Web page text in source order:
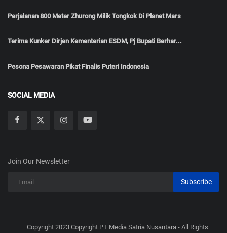
Perjalanan 800 Meter Zhurong Milik Tongkok Di Planet Mars
Terima Kunker Dirjen Kementerian ESDM, Pj Bupati Berhar...
Pesona Pesawaran Pikat Finalis Puteri Indonesia
SOCIAL MEDIA
Join Our Newsletter
Subscribe
Copyright 2023 Copyright PT Media Satria Nusantara - All Rights